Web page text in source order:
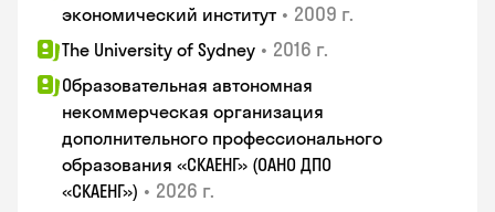
экономический институт • 2009 г.
The University of Sydney • 2016 г.
Образовательная автономная
некоммерческая организация
дополнительного профессионального
образования «СКАЕНГ» (ОАНО ДПО
«СКАЕНГ») • 2026 г.